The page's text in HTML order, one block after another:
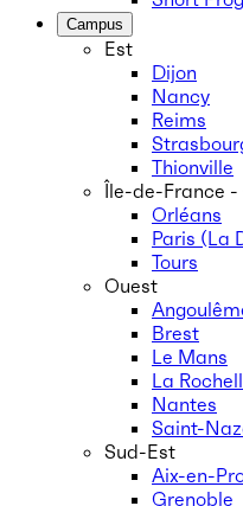
Campus
Est
Dijon
Nancy
Reims
Thionville
Île-de-France -
Orléans
Paris (La
Tours
Ouest
Brest
Le Mans
La
Nantes
Saint-
Sud-Est
Aix-en-
Grenoble